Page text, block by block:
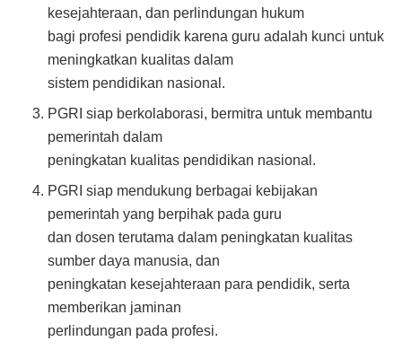
kesejahteraan, dan perlindungan hukum
bagi profesi pendidik karena guru adalah kunci untuk
meningkatkan kualitas dalam
sistem pendidikan nasional.
PGRI siap berkolaborasi, bermitra untuk membantu
pemerintah dalam
peningkatan kualitas pendidikan nasional.
PGRI siap mendukung berbagai kebijakan
pemerintah yang berpihak pada guru
dan dosen terutama dalam peningkatan kualitas
sumber daya manusia, dan
peningkatan kesejahteraan para pendidik, serta
memberikan jaminan
perlindungan pada profesi.